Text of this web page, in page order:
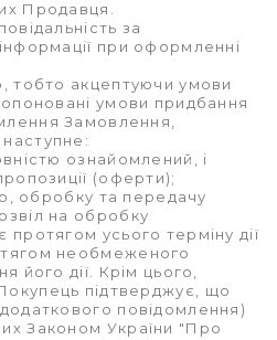
Продавця.
за
при оформленні
тобто акцептуючи умови
умови придбання
Замовлення,
ознайомлений, і
(оферти);
обробку та передачу
на обробку
протягом усього терміну дії
необмеженого
його дії. Крім цього,
підтверджує, що
повідомлення)
Законом України "Про